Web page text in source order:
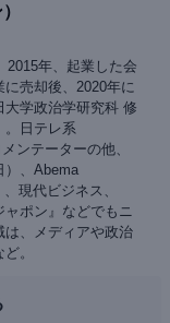
2015年、起業した会
売却後、2020年に
学政治学研究科 修
。日テレ系
ンテーターの他、
）、Abema
現代ビジネス、
ポン』などでもニ
は、メディアや政治
。